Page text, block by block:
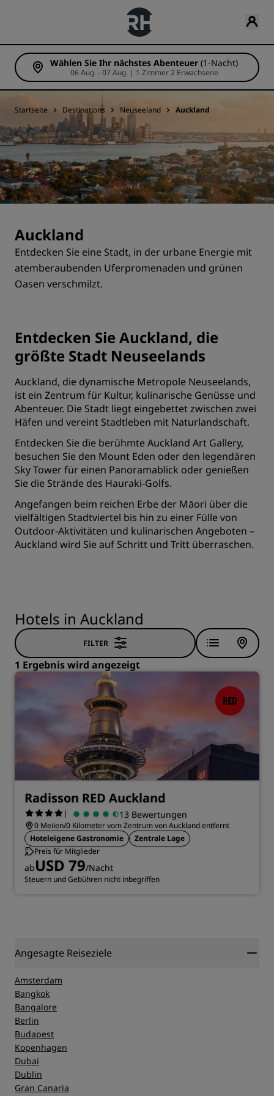
Wählen Sie Ihr nächstes Abenteuer (1-Nacht)
06 Aug. - 07 Aug. | 1 Zimmer 2 Erwachsene
Startseite Destinations Neuseeland Auckland
Auckland
Entdecken Sie eine Stadt, in der urbane Energie mit
atemberaubenden Uferpromenaden und grünen
Oasen verschmilzt.
Entdecken Sie Auckland, die
größte Stadt Neuseelands
Auckland, die dynamische Metropole Neuseelands,
ist ein Zentrum für Kultur, kulinarische Genüsse und
Abenteuer. Die Stadt liegt eingebettet zwischen zwei
Häfen und vereint Stadtleben mit Naturlandschaft.
Entdecken Sie die berühmte Auckland Art Gallery,
besuchen Sie den Mount Eden oder den legendären
Sky Tower für einen Panoramablick oder genießen
Sie die Strände des Hauraki-Golfs.
Angefangen beim reichen Erbe der Māori über die
vielfältigen Stadtviertel bis hin zu einer Fülle von
Outdoor-Aktivitäten und kulinarischen Angeboten –
Auckland wird Sie auf Schritt und Tritt überraschen.
Hotels in Auckland
FILTER
1 Ergebnis wird angezeigt
Radisson RED Auckland
| 13 Bewertungen
0 Meilen/0 Kilometer vom Zentrum von Auckland entfernt
Hoteleigene Gastronomie
Zentrale Lage
Preis für Mitglieder
abUSD 79/Nacht
Steuern und Gebühren nicht inbegriffen
Angesagte Reiseziele
Amsterdam
Bangkok
Bangalore
Berlin
Budapest
Kopenhagen
Dubai
Dublin
Gran Canaria